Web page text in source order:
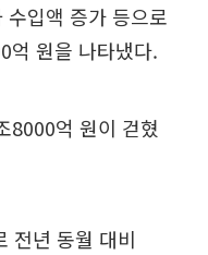
입액 증가 등으로
억 원을 나타냈다.
8000억 원이 걷혔
전년 동월 대비